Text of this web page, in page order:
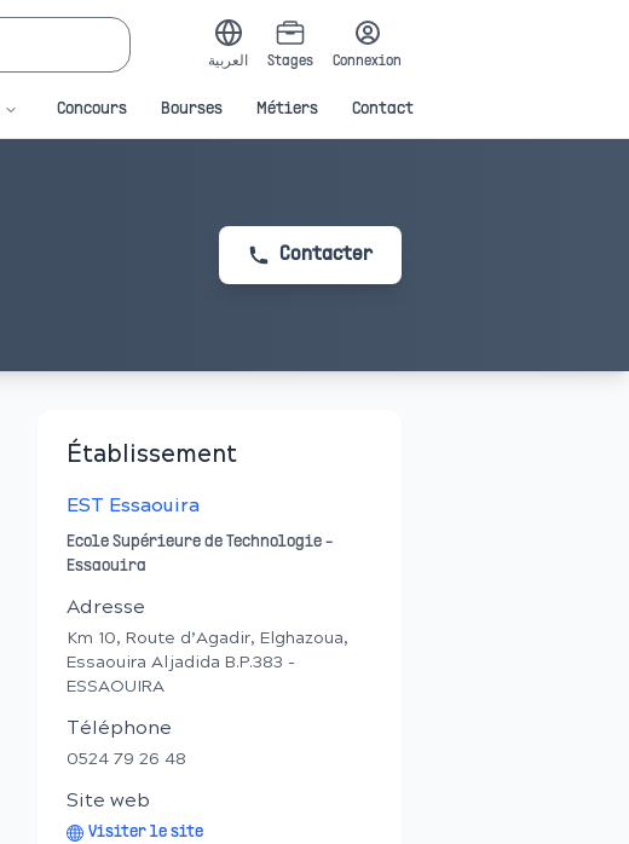
العربية Stages Connexion
Concours Bourses Métiers Contact
Contacter
Établissement
EST Essaouira
Ecole Supérieure de Technologie -
Essaouira
Adresse
Km 10, Route d’Agadir, Elghazoua,
Essaouira Aljadida B.P.383 -
ESSAOUIRA
Téléphone
0524 79 26 48
Site web
Visiter le site